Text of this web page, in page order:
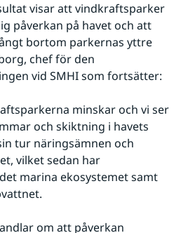
visar att vindkraftsparker
påverkan på havet och att
bortom parkernas yttre
chef för den
vid SMHI som fortsätter:
minskar och vi ser
och skiktning i havets
tur näringsämnen och
vilket sedan har
marina ekosystemet samt
om att påverkan